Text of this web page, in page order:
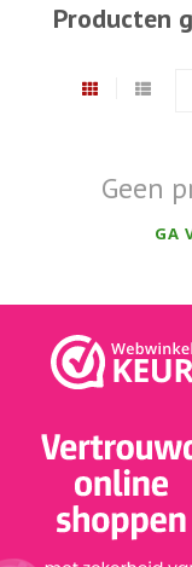
Producten
Geen
GA